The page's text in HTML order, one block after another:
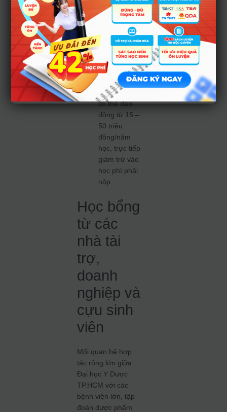
cận nghèo,
gia đình gặp
biến cố lớn)
nhưng vẫn
duy trì được
học lực từ
Trung bình
Khá trở lên.
Mức hỗ trợ
có thể dao
động từ 15 –
50 triệu
đồng/năm
học, trực tiếp
giảm trừ vào
học phí phải
nộp.
Học bổng
từ các
nhà tài
trợ,
doanh
nghiệp và
cựu sinh
viên
Mối quan hệ hợp
tác rộng lớn giữa
Đại học Y Dược
TP.HCM với các
bệnh viện lớn, tập
đoàn dược phẩm